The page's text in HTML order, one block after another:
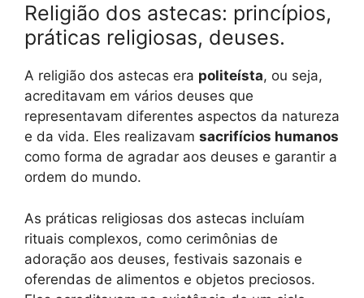
Religião dos astecas: princípios,
práticas religiosas, deuses.
A religião dos astecas era politeísta, ou seja,
acreditavam em vários deuses que
representavam diferentes aspectos da natureza
e da vida. Eles realizavam sacrifícios humanos
como forma de agradar aos deuses e garantir a
ordem do mundo.
As práticas religiosas dos astecas incluíam
rituais complexos, como cerimônias de
adoração aos deuses, festivais sazonais e
oferendas de alimentos e objetos preciosos.